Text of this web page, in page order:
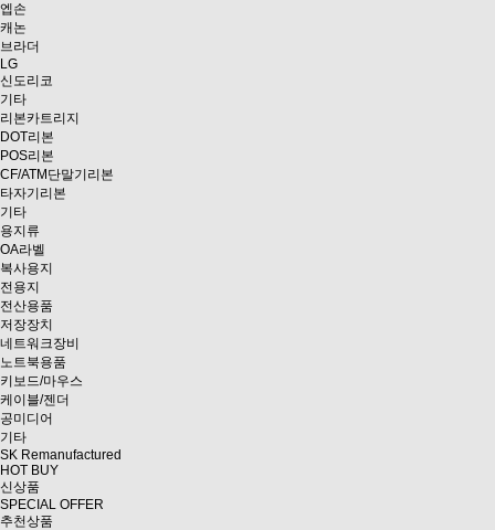
엡손
캐논
브라더
LG
신도리코
기타
리본카트리지
DOT리본
POS리본
CF/ATM단말기리본
타자기리본
기타
용지류
OA라벨
복사용지
전용지
전산용품
저장장치
네트워크장비
노트북용품
키보드/마우스
케이블/젠더
공미디어
기타
SK Remanufactured
HOT BUY
신상품
SPECIAL OFFER
추천상품